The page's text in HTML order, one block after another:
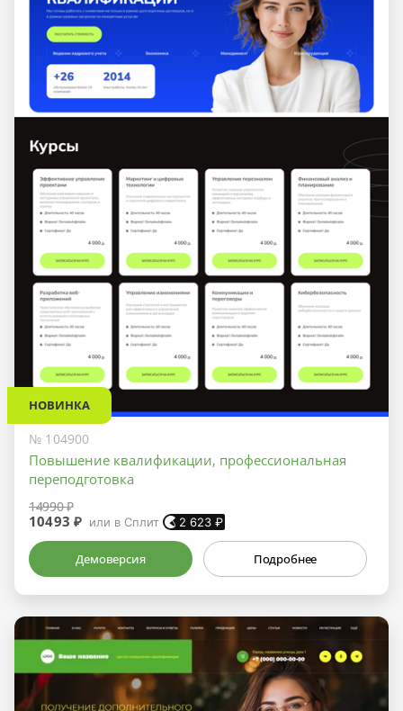
НОВИНКА
№ 104900
Повышение квалификации, профессиональная
переподготовка
14990 ₽
10493 ₽ или в Сплит 2 623 ₽
Демоверсия Подробнее